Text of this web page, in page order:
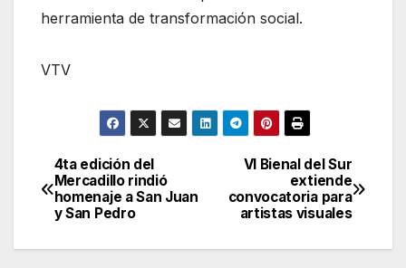
herramienta de transformación social.
VTV
Navegación
de
entradas
VI Bienal del Sur
extiende
convocatoria para
artistas visuales
4ta edición del
Mercadillo rindió
homenaje a San Juan
y San Pedro